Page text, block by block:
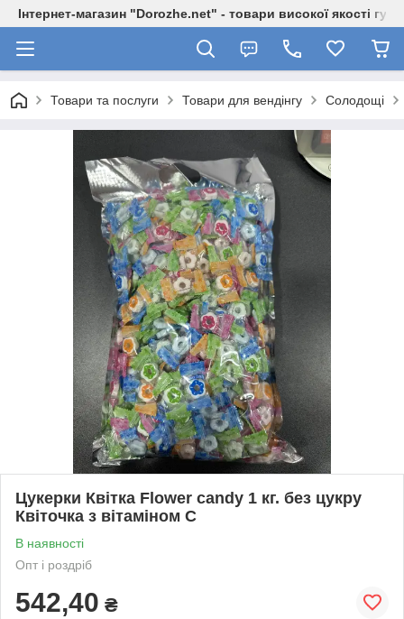
Інтернет-магазин "Dorozhe.net" - товари високої якості
Товари та послуги Товари для вендінгу Солодощі
Цукерки Квітка Flower candy 1 кг. без цукру
Квіточка з вітаміном С
В наявності
Опт і роздріб
542,40 ₴